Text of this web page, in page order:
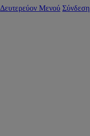
Δευτερεύον Μενού Σύνδεση